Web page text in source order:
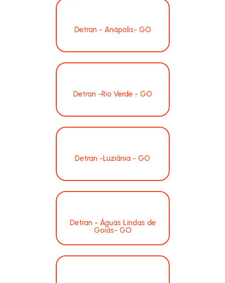
Detran - Anápolis- GO
Detran -Rio Verde - GO
Detran -Luziânia - GO
Detran - Águas Lindas de
Goiás- GO